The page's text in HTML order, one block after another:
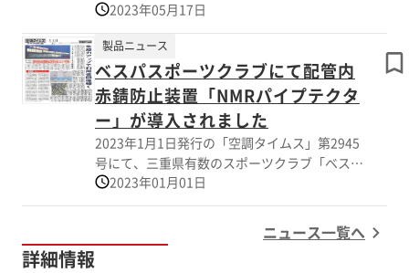
した。
【出展概要】
◆会期：2023年11月1日(水)・2日(木)
◆時間：10:00～17:00
◆会場：インテックス大阪 2号館
◆ブース番号：6-17
◆当社代表セミナー：11/1（水）13:50~14:20
「マンション修繕でのSDGsと、それに寄与す
「マンション管理組合 サポート展（住まい・
建築・不動産の総合展 BREX）」へ出展いたし
ました。
弊社の代表製品である「NMRパイプテクター」
の展示の他、
イベント2日目（5/26）には当社代表の熊野社
長によるセミナーも行われ、大変多くの方々に
ご来場いただきました。
お暑い中足を運んでいただき、誠にありがとう
ございました。
【出展概要】
2023年05月17日
ベスパスポーツクラブにて配管内
赤錆防止装置「NMRパイプテクタ
ー」が導入されました
製品ニュース
2023年1月1日発行の「空調タイムス」第2945
号にて、三重県有数のスポーツクラブ「ベスパ
スポーツクラブ」に設置された配管内赤錆防止
装置「NMRパイプテクター」の効果検証、およ
び導入事例についての取材記事が掲載されまし
た。
2023年01月01日
ニュース一覧へ
詳細情報